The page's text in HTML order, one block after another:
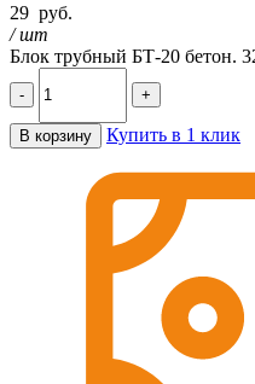
29 руб.
/ шт
Блок трубный БТ-20 бетон.
- +
В корзину Купить в 1 клик